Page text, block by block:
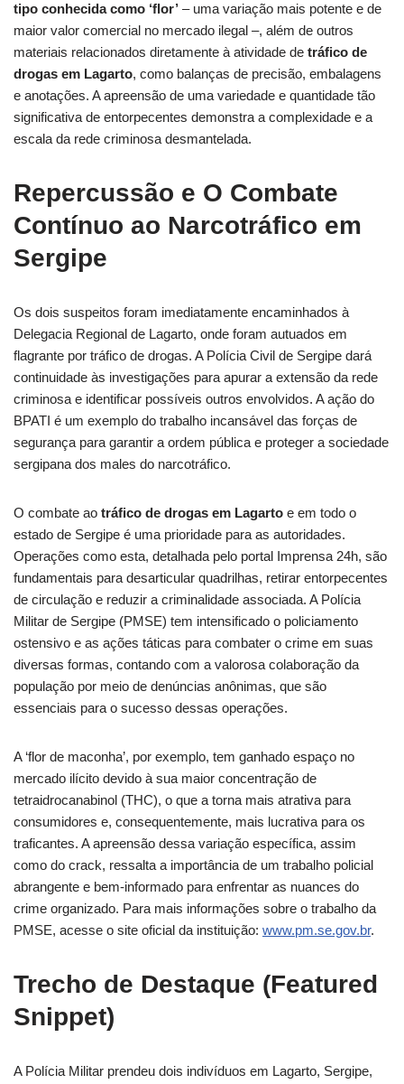
tipo conhecida como ‘flor’ – uma variação mais potente e de
maior valor comercial no mercado ilegal –, além de outros
materiais relacionados diretamente à atividade de tráfico de
drogas em Lagarto, como balanças de precisão, embalagens
e anotações. A apreensão de uma variedade e quantidade tão
significativa de entorpecentes demonstra a complexidade e a
escala da rede criminosa desmantelada.
Repercussão e O Combate
Contínuo ao Narcotráfico em
Sergipe
Os dois suspeitos foram imediatamente encaminhados à
Delegacia Regional de Lagarto, onde foram autuados em
flagrante por tráfico de drogas. A Polícia Civil de Sergipe dará
continuidade às investigações para apurar a extensão da rede
criminosa e identificar possíveis outros envolvidos. A ação do
BPATI é um exemplo do trabalho incansável das forças de
segurança para garantir a ordem pública e proteger a sociedade
sergipana dos males do narcotráfico.
O combate ao tráfico de drogas em Lagarto e em todo o
estado de Sergipe é uma prioridade para as autoridades.
Operações como esta, detalhada pelo portal Imprensa 24h, são
fundamentais para desarticular quadrilhas, retirar entorpecentes
de circulação e reduzir a criminalidade associada. A Polícia
Militar de Sergipe (PMSE) tem intensificado o policiamento
ostensivo e as ações táticas para combater o crime em suas
diversas formas, contando com a valorosa colaboração da
população por meio de denúncias anônimas, que são
essenciais para o sucesso dessas operações.
A ‘flor de maconha’, por exemplo, tem ganhado espaço no
mercado ilícito devido à sua maior concentração de
tetraidrocanabinol (THC), o que a torna mais atrativa para
consumidores e, consequentemente, mais lucrativa para os
traficantes. A apreensão dessa variação específica, assim
como do crack, ressalta a importância de um trabalho policial
abrangente e bem-informado para enfrentar as nuances do
crime organizado. Para mais informações sobre o trabalho da
PMSE, acesse o site oficial da instituição: www.pm.se.gov.br.
Trecho de Destaque (Featured
Snippet)
A Polícia Militar prendeu dois indivíduos em Lagarto, Sergipe,